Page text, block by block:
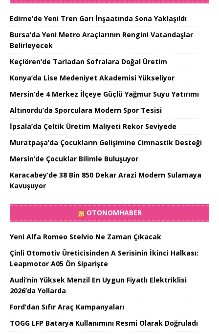
Edirne’de Yeni Tren Garı İnşaatında Sona Yaklaşıldı
Bursa’da Yeni Metro Araçlarının Rengini Vatandaşlar
Belirleyecek
Keçiören’de Tarladan Sofralara Doğal Üretim
Konya’da Lise Medeniyet Akademisi Yükseliyor
Mersin’de 4 Merkez İlçeye Güçlü Yağmur Suyu Yatırımı
Altınordu’da Sporculara Modern Spor Tesisi
İpsala’da Çeltik Üretim Maliyeti Rekor Seviyede
Muratpaşa’da Çocukların Gelişimine Cimnastik Desteği
Mersin’de Çocuklar Bilimle Buluşuyor
Karacabey’de 38 Bin 850 Dekar Arazi Modern Sulamaya
Kavuşuyor
OTONOMHABER
Yeni Alfa Romeo Stelvio Ne Zaman Çıkacak
Çinli Otomotiv Üreticisinden A Serisinin İkinci Halkası:
Leapmotor A05 Ön Siparişte
Audi’nin Yüksek Menzil En Uygun Fiyatlı Elektriklisi
2026’da Yollarda
Ford’dan Sıfır Araç Kampanyaları
TOGG LFP Batarya Kullanımını Resmi Olarak Doğruladı